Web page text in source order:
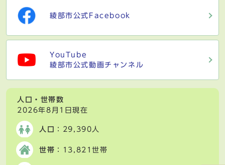
綾部市公式Facebook
YouTube
綾部市公式動画チャンネル
人口・世帯数
2026年8月1日現在
人口 ：29,390人
世帯 ：13,821世帯